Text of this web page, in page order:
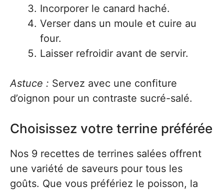
Incorporer le canard haché.
Verser dans un moule et cuire au
four.
Laisser refroidir avant de servir.
Astuce : Servez avec une confiture
d’oignon pour un contraste sucré-salé.
Choisissez votre terrine préférée
Nos 9 recettes de terrines salées offrent
une variété de saveurs pour tous les
goûts. Que vous préfériez le poisson, la